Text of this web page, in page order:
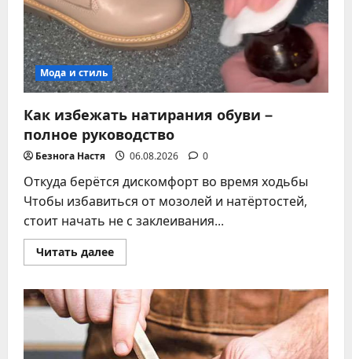
Мода и стиль
Как избежать натирания обуви –
полное руководство
Безнога Настя 06.08.2026 0
Откуда берётся дискомфорт во время ходьбы
Чтобы избавиться от мозолей и натёртостей,
стоит начать не с заклеивания...
Читать далееПрочитать
больше
избежать
натирания
обуви
–
полное
руководство